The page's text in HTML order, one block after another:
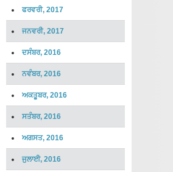
ਫਰਵਰੀ, 2017
ਜਨਵਰੀ, 2017
ਦਸੰਬਰ, 2016
ਨਵੰਬਰ, 2016
ਅਕਤੂਬਰ, 2016
ਸਤੰਬਰ, 2016
ਅਗਸਤ, 2016
ਜੁਲਾਈ, 2016